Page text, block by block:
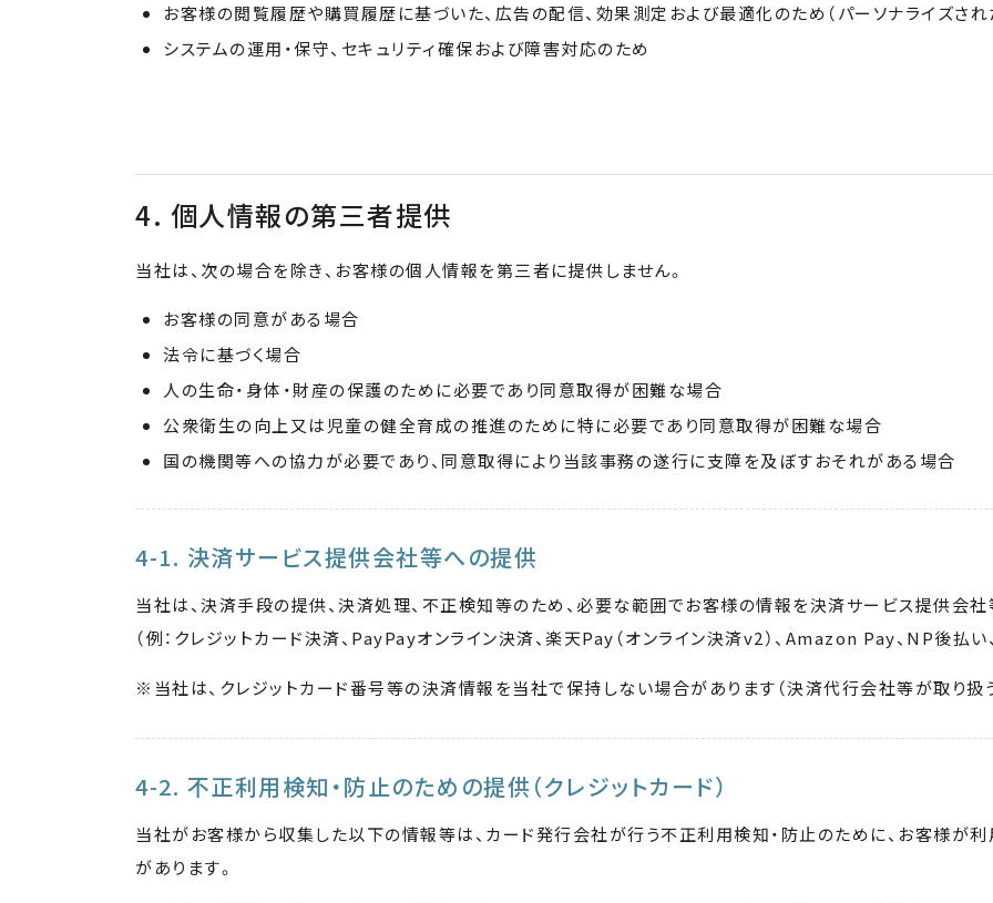
お客様の閲覧履歴や購買履歴に基づいた、広告の配信、効果測定および最適化のため（パーソナライズさ
システムの運用・保守、セキュリティ確保および障害対応のため
4. 個人情報の第三者提供
当社は、次の場合を除き、お客様の個人情報を第三者に提供しません。
お客様の同意がある場合
法令に基づく場合
人の生命・身体・財産の保護のために必要であり同意取得が困難な場合
公衆衛生の向上又は児童の健全育成の推進のために特に必要であり同意取得が困難な場合
国の機関等への協力が必要であり、同意取得により当該事務の遂行に支障を及ぼすおそれがある場合
4-1. 決済サービス提供会社等への提供
当社は、決済手段の提供、決済処理、不正検知等のため、必要な範囲でお客様の情報を決済サービス提供会社
（例：クレジットカード決済、PayPayオンライン決済、楽天Pay（オンライン決済v2）、Amazon Pay、NP後払い
※当社は、クレジットカード番号等の決済情報を当社で保持しない場合があります（決済代行会社等が取り扱う
4-2. 不正利用検知・防止のための提供（クレジットカード）
当社がお客様から収集した以下の情報等は、カード発行会社が行う不正利用検知・防止のために、お客様が
があります。